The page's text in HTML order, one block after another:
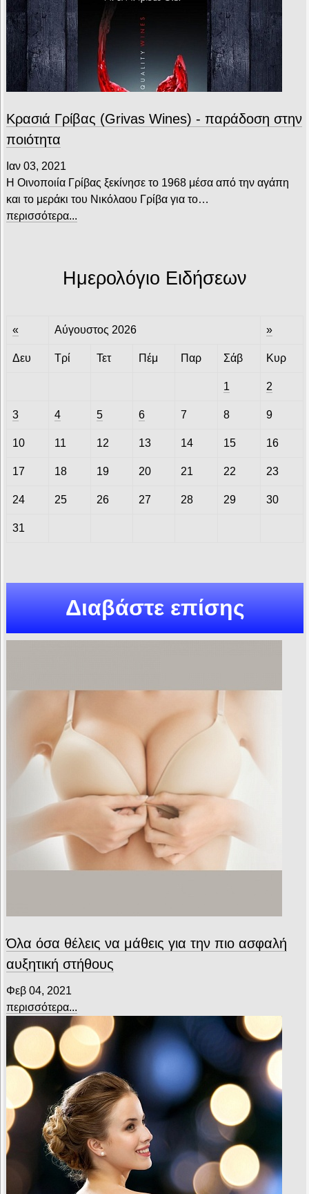
Κρασιά Γρίβας (Grivas Wines) - παράδοση στην
ποιότητα
Ιαν 03, 2021
Η Οινοποιία Γρίβας ξεκίνησε το 1968 μέσα από την αγάπη
και το μεράκι του Νικόλαου Γρίβα για το…
περισσότερα...
Ημερολόγιο Ειδήσεων
« Αύγουστος 2026 »
Δευ Τρί Τετ Πέμ Παρ Σάβ Κυρ
1 2
3 4 5 6 7 8 9
10 11 12 13 14 15 16
17 18 19 20 21 22 23
24 25 26 27 28 29 30
31
Διαβάστε επίσης
Όλα όσα θέλεις να μάθεις για την πιο ασφαλή
αυξητική στήθους
Φεβ 04, 2021
περισσότερα...